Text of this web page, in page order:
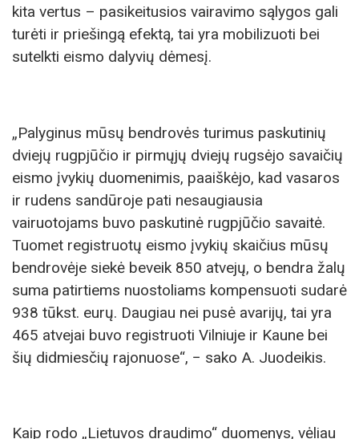
kita vertus – pasikeitusios vairavimo sąlygos gali
turėti ir priešingą efektą, tai yra mobilizuoti bei
sutelkti eismo dalyvių dėmesį.
„Palyginus mūsų bendrovės turimus paskutinių
dviejų rugpjūčio ir pirmųjų dviejų rugsėjo savaičių
eismo įvykių duomenimis, paaiškėjo, kad vasaros
ir rudens sandūroje pati nesaugiausia
vairuotojams buvo paskutinė rugpjūčio savaitė.
Tuomet registruotų eismo įvykių skaičius mūsų
bendrovėje siekė beveik 850 atvejų, o bendra žalų
suma patirtiems nuostoliams kompensuoti sudarė
938 tūkst. eurų. Daugiau nei pusė avarijų, tai yra
465 atvejai buvo registruoti Vilniuje ir Kaune bei
šių didmiesčių rajonuose“, − sako A. Juodeikis.
Kaip rodo „Lietuvos draudimo“ duomenys, vėliau